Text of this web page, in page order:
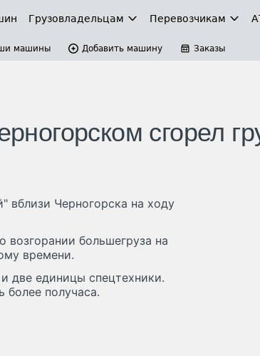
Грузовладельцам Перевозчикам
машины Добавить машину Заказы
сгорел
вблизи Черногорска на ходу
большегруза на
времени.
две единицы спецтехники.
получаса.